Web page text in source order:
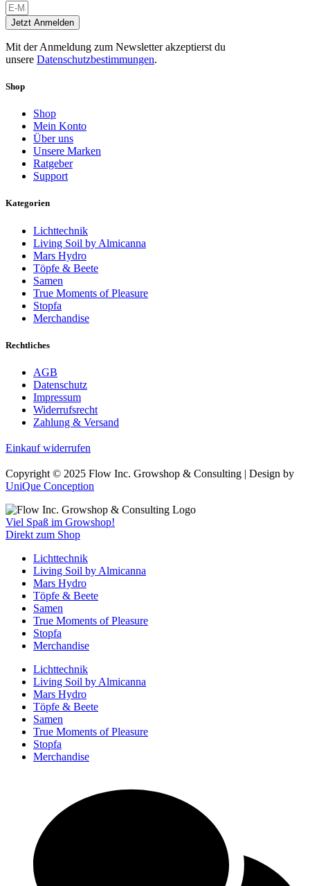
Jetzt Anmelden
Mit der Anmeldung zum Newsletter akzeptierst du
unsere Datenschutzbestimmungen.
Shop
Shop
Mein Konto
Über uns
Unsere Marken
Ratgeber
Support
Kategorien
Lichttechnik
Living Soil by Almicanna
Mars Hydro
Töpfe & Beete
Samen
True Moments of Pleasure
Stopfa
Merchandise
Rechtliches
AGB
Datenschutz
Impressum
Widerrufsrecht
Zahlung & Versand
Einkauf widerrufen
Copyright © 2025 Flow Inc. Growshop & Consulting | Design by
UniQue Conception
Viel Spaß im Growshop!
Direkt zum Shop
Lichttechnik
Living Soil by Almicanna
Mars Hydro
Töpfe & Beete
Samen
True Moments of Pleasure
Stopfa
Merchandise
Lichttechnik
Living Soil by Almicanna
Mars Hydro
Töpfe & Beete
Samen
True Moments of Pleasure
Stopfa
Merchandise